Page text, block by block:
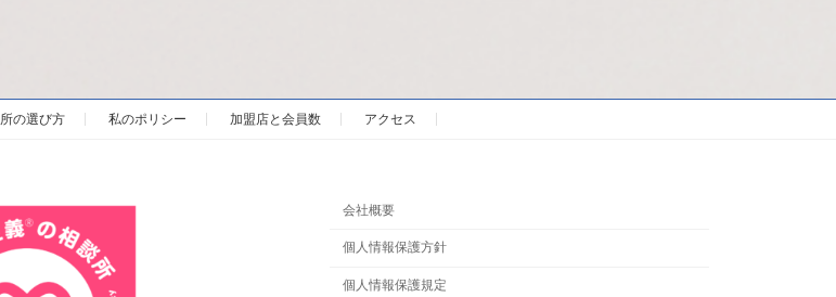
の選び方 私のポリシー 加盟店と会員数 アクセス
会社概要
個人情報保護方針
個人情報保護規定